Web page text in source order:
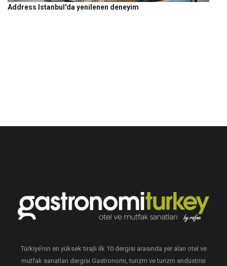
Address Istanbul'da yenilenen deneyim
Türkiye’nin en yüksek tirajlı ilk 10 dergisi arasında yer alan otel ve
mutfak sanatları dergisi Gastronomi, turizm ve turizm endüstrisi